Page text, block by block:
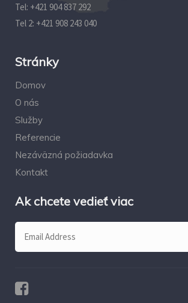
Tel: +421 904 837 292‬
Tel 2: +421 908 243 040
Stránky
Domov
O nás
Služby
Referencie
Nezáväzná požiadavka
Kontakt
Ak chcete vedieť viac